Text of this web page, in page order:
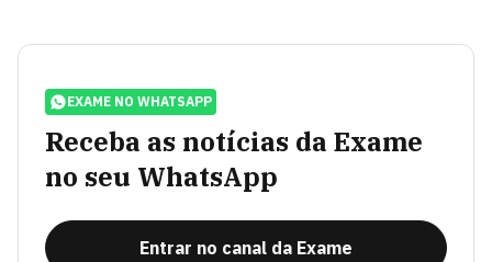
EXAME NO WHATSAPP
Receba as notícias da Exame
no seu WhatsApp
Entrar no canal da Exame